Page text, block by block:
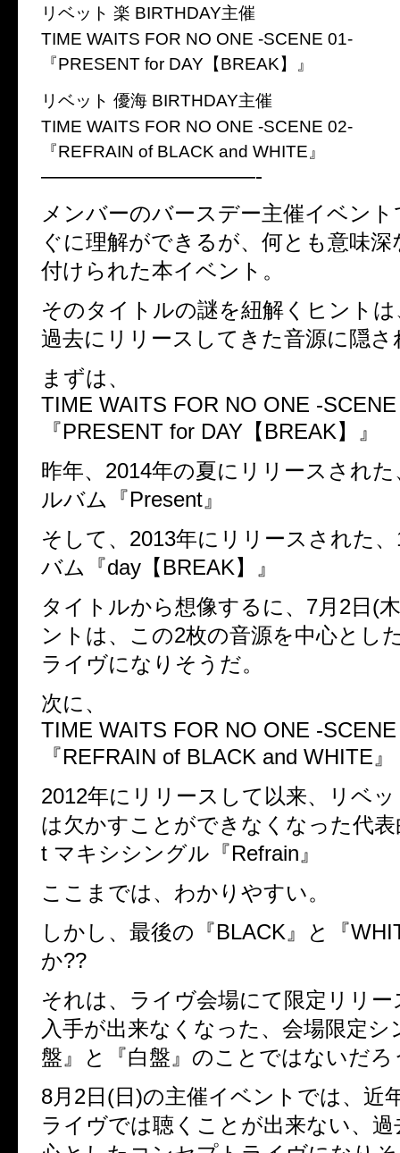
リベット 楽 BIRTHDAY主催
TIME WAITS FOR NO ONE -SCENE 01-
『PRESENT for DAY【BREAK】』
リベット 優海 BIRTHDAY主催
TIME WAITS FOR NO ONE -SCENE 02-
『REFRAIN of BLACK and WHITE』
——————————-
メンバーのバースデー主催イベン
ぐに理解ができるが、何とも意味
付けられた本イベント。
そのタイトルの謎を紐解くヒント
過去にリリースしてきた音源に隠
まずは、
TIME WAITS FOR NO ONE -
『PRESENT for DAY【BREAK】』
昨年、2014年の夏にリリースされ
ルバム『Present』
そして、2013年にリリースされた
バム『day【BREAK】』
タイトルから想像するに、7月2日(
ントは、この2枚の音源を中心とし
ライヴになりそうだ。
次に、
TIME WAITS FOR NO ONE -
『REFRAIN of BLACK and WHITE』
2012年にリリースして以来、リベ
は欠かすことができなくなった代
t マキシシングル『Refrain』
ここまでは、わかりやすい。
しかし、最後の『BLACK』と『
か??
それは、ライヴ会場にて限定リリ
入手が出来なくなった、会場限定シ
盤』と『白盤』のことではないだろ
8月2日(日)の主催イベントでは、近
ライヴでは聴くことが出来ない、